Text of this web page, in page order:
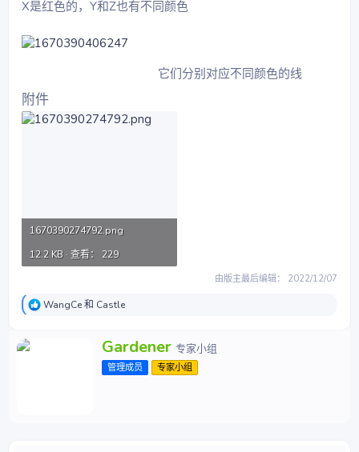
X是红色的，Y和Z也有不同颜色
它们分别对应不同颜色的线
附件
1670390274792.png
12.2 KB · 查看： 229
由版主最后编辑： 2022/12/07
反
WangCe和 Castle
撰
写
者
Gardener 专家小组
管理成员 专家小组